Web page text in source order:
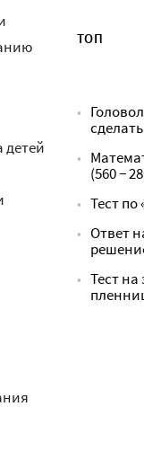
детей
ТОП
(560 −
Тест
Ответ
Тест